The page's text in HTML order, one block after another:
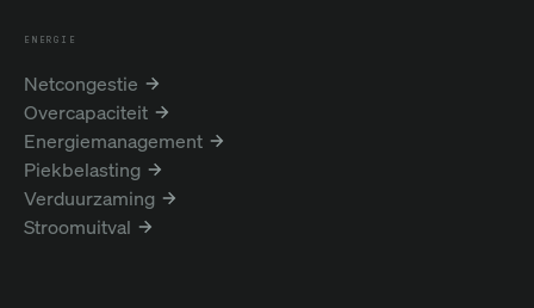
ENERGIE
Netcongestie
Overcapaciteit
Energiemanagement
Piekbelasting
Verduurzaming
Stroomuitval